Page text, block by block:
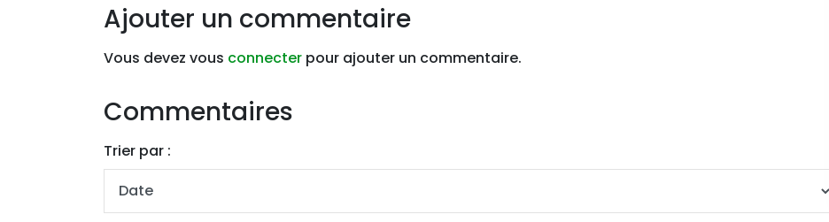
Ajouter un commentaire
Vous devez vous connecter pour ajouter un commentaire.
Commentaires
Trier par :